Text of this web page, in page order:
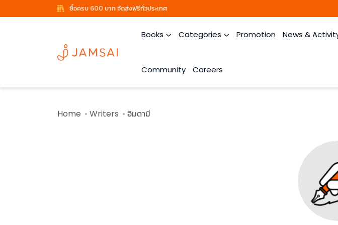
ซื้อครบ 600 บาท จัดส่งฟรีทั่วประเทศ
Books Categories Promotion News &
Community Careers
Home Writers อิมดามี